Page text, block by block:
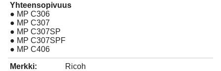
Yhteensopivuus
● MP C306
● MP C307
● MP C307SP
● MP C307SPF
● MP C406
Merkki: Ricoh